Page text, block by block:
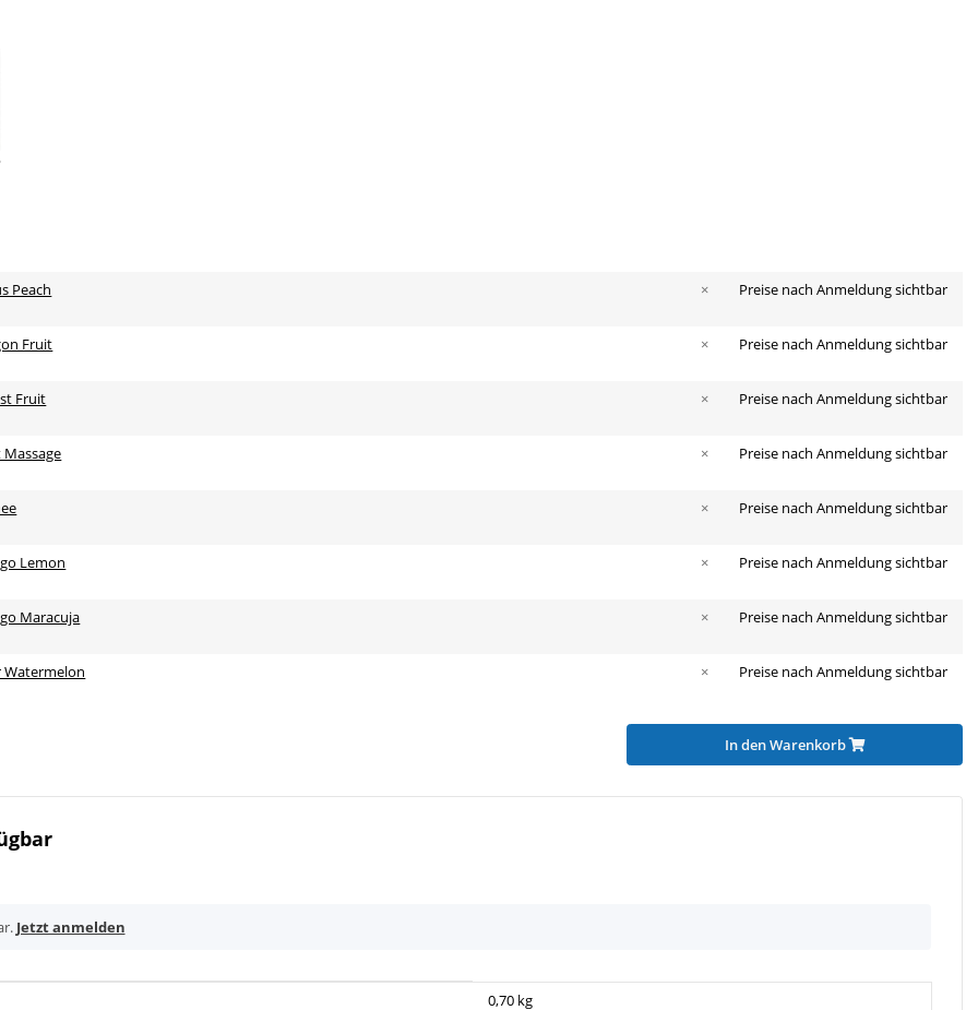
Peach × Preise nach Anmeldung sichtbar
Fruit × Preise nach Anmeldung sichtbar
Fruit × Preise nach Anmeldung sichtbar
Massage × Preise nach Anmeldung sichtbar
× Preise nach Anmeldung sichtbar
Lemon × Preise nach Anmeldung sichtbar
Maracuja × Preise nach Anmeldung sichtbar
Watermelon × Preise nach Anmeldung sichtbar
In den Warenkorb
Jetzt anmelden
0,70 kg